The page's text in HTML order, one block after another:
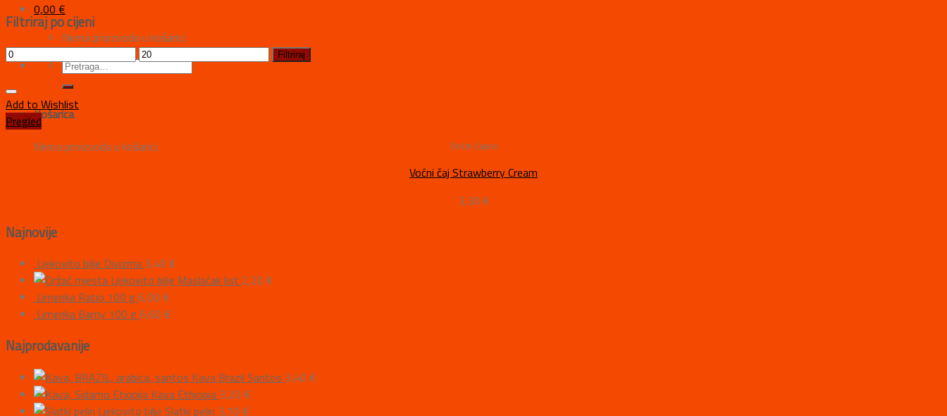
0,00 €
Nema proizvoda u košarici.
Košarica
Nema proizvoda u košarici.
Filtriraj po cijeni
Filtriraj
Add to Wishlist
Pregled
Voćni čajevi
Voćni čaj Strawberry Cream
3,30 €
Najnovije
Ljekovito bilje Divizma 3,40 €
Ljekovito bilje Maslačak list 2,20 €
Limenka Ratio 100 g 6,00 €
Limenka Barny 100 g 6,60 €
Najprodavanije
Kava Brazil Santos 3,40 €
Kava Ethiopia 3,20 €
Ljekovito bilje Slatki pelin 3,70 €